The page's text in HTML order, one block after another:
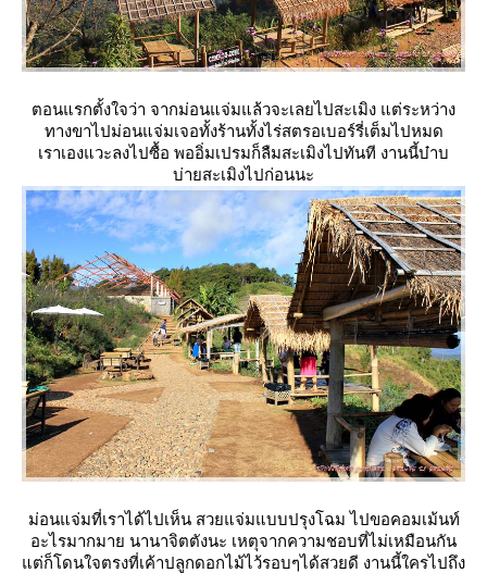
ตอนแรกตั้งใจว่า จากม่อนแจ่มแล้วจะเลยไปสะเมิง แต่ระหว่าง
ทางขาไปม่อนแจ่มเจอทั้งร้านทั้งไร่สตรอเบอร์รี่เต็มไปหมด
เราเองแวะลงไปซื้อ พออิ่มเปรมก็ลืมสะเมิงไปทันที งานนี้บ๋าบ
บ่ายสะเมิงไปก่อนนะ
ม่อนแจ่มที่เราได้ไปเห็น สวยแจ่มแบบปรุงโฉม ไปขอคอมเม้นท์
อะไรมากมาย นานาจิตตังนะ เหตุจากความชอบที่ไม่เหมือนกัน
ต่ก็โดนใจตรงที่เค้าปลูกดอกไม้ไว้รอบๆได้สวยดี งานนี้ใครไปถึง